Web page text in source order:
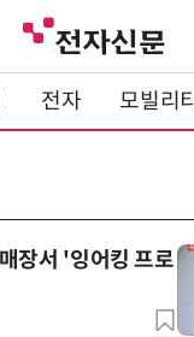
전자 모빌리티
장서 '잉어킹 프로